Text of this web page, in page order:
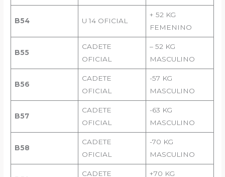
B54 U 14 OFICIAL
+ 52 KG
FEMENINO
B55
CADETE
OFICIAL
– 52 KG
MASCULINO
B56
CADETE
OFICIAL
-57 KG
MASCULINO
B57
CADETE
OFICIAL
-63 KG
MASCULINO
B58
CADETE
OFICIAL
-70 KG
MASCULINO
CADETE
+70 KG